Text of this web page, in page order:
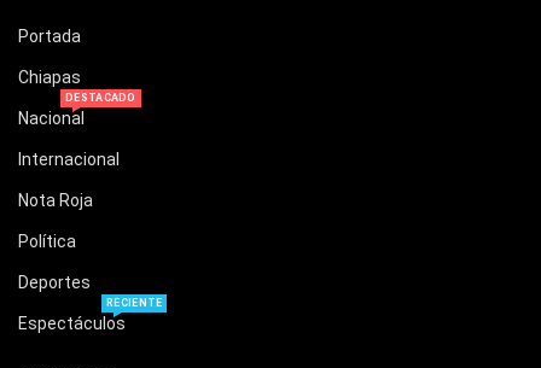
Portada
Chiapas
Nacional
DESTACADO
Internacional
Nota Roja
Política
Deportes
Espectáculos
RECIENTE